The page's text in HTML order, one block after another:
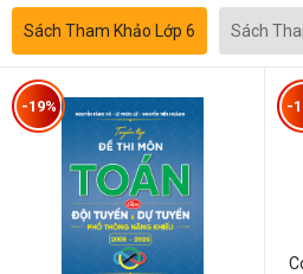
Sách Tham Khảo Lớp 6 Sách
-19% -